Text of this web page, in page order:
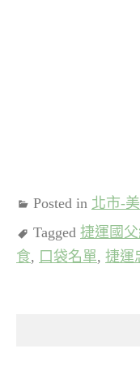
Posted in 北市-
Tagged 捷運國
食, 口袋名單, 捷運